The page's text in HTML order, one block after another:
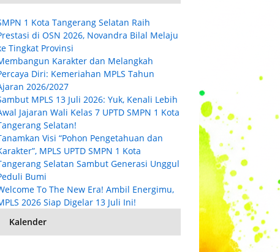
1 Kota Tangerang Selatan Raih
di OSN 2026, Novandra Bilal Melaju
Tingkat Provinsi
Karakter dan Melangkah
Diri: Kemeriahan MPLS Tahun
2026/2027
MPLS 13 Juli 2026: Yuk, Kenali Lebih
Jajaran Wali Kelas 7 UPTD SMPN 1 Kota
Selatan!
Visi “Pohon Pengetahuan dan
MPLS UPTD SMPN 1 Kota
Selatan Sambut Generasi Unggul
Bumi
To The New Era! Ambil Energimu,
2026 Siap Digelar 13 Juli Ini!
Kalender